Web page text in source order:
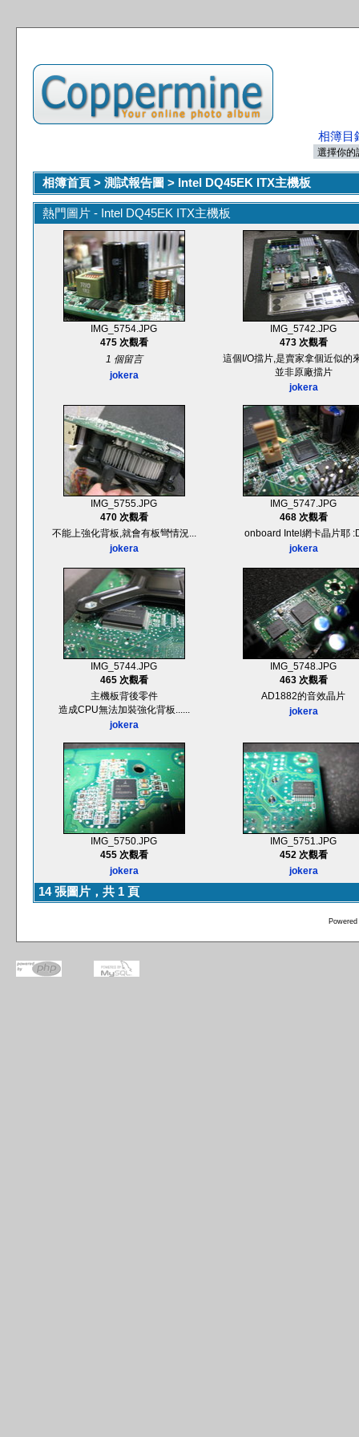
相簿目
相簿首頁 > 測試報告圖 > Intel DQ45EK ITX主機板
熱門圖片 - Intel DQ45EK ITX主機板
IMG_5754.JPG
475 次觀看
1 個留言
jokera
IMG_5742.JPG
473 次觀看
這個I/O擋片,是賣家拿個近似的
並非原廠擋片
jokera
IMG_5755.JPG
470 次觀看
不能上強化背板,就會有板彎情況...
jokera
IMG_5747.JPG
468 次觀看
onboard Intel網卡晶片耶
jokera
IMG_5744.JPG
465 次觀看
主機板背後零件
造成CPU無法加裝強化背板......
jokera
IMG_5748.JPG
463 次觀看
AD1882的音效晶片
jokera
IMG_5750.JPG
455 次觀看
jokera
IMG_5751.JPG
452 次觀看
jokera
14 張圖片，共 1 頁